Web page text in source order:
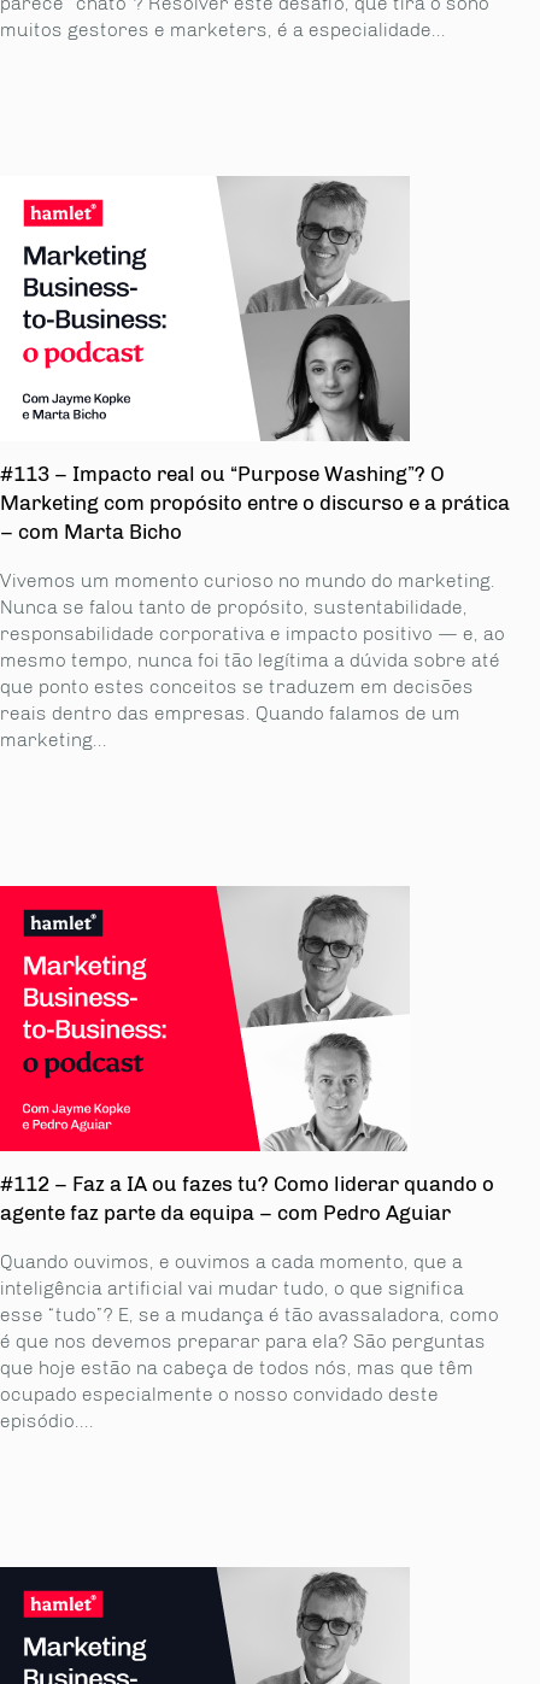
muitos gestores e marketers, é a especialidade...
#113 – Impacto real ou “Purpose Washing”? O
Marketing com propósito entre o discurso e a prática
– com Marta Bicho
Vivemos um momento curioso no mundo do marketing.
Nunca se falou tanto de propósito, sustentabilidade,
responsabilidade corporativa e impacto positivo — e, ao
mesmo tempo, nunca foi tão legítima a dúvida sobre até
que ponto estes conceitos se traduzem em decisões
reais dentro das empresas. Quando falamos de um
marketing...
#112 – Faz a IA ou fazes tu? Como liderar quando o
agente faz parte da equipa – com Pedro Aguiar
Quando ouvimos, e ouvimos a cada momento, que a
inteligência artificial vai mudar tudo, o que significa
esse “tudo”? E, se a mudança é tão avassaladora, como
é que nos devemos preparar para ela? São perguntas
que hoje estão na cabeça de todos nós, mas que têm
ocupado especialmente o nosso convidado deste
episódio....